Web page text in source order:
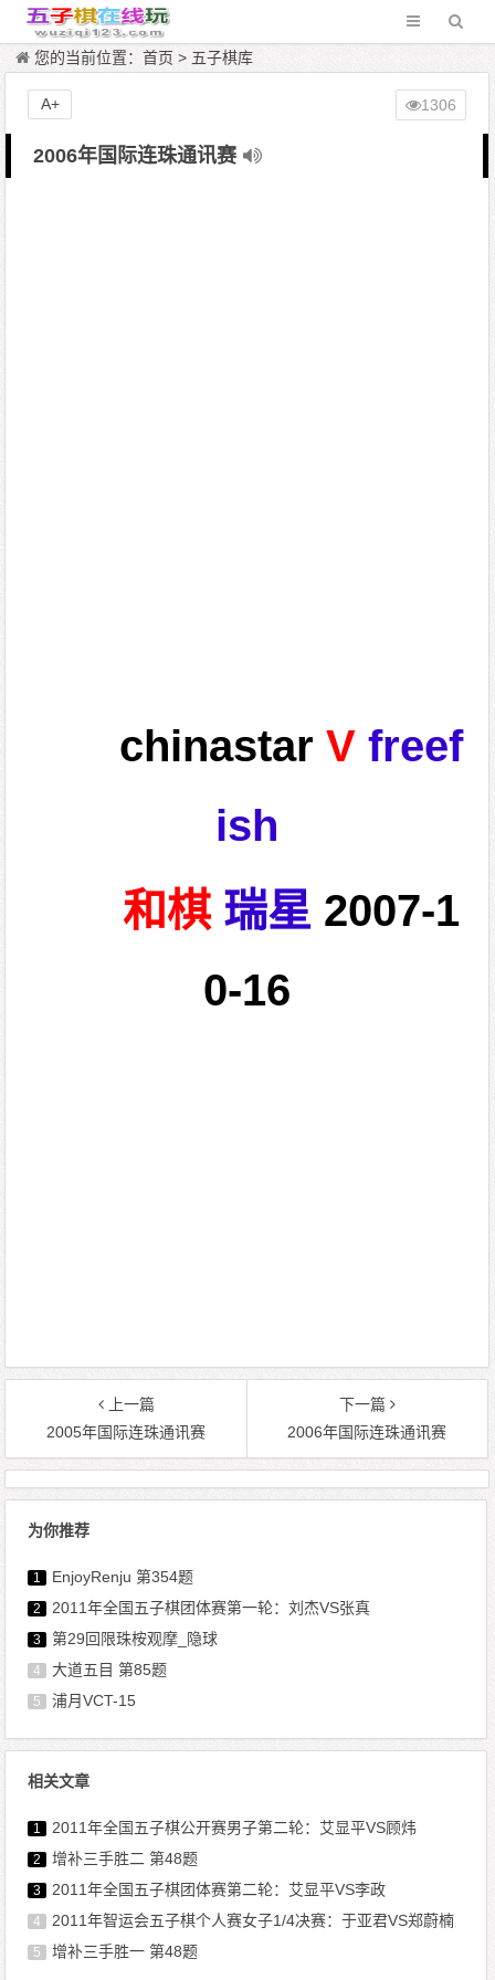
您的当前位置：首页 > 五子棋库
2006年国际连珠通讯赛
chinastar V freef
ish
和棋 瑞星 2007-1
0-16
1306
A+
上一篇
2005年国际连珠通讯赛
下一篇
2006年国际连珠通讯赛
为你推荐
1 EnjoyRenju 第354题
2 2011年全国五子棋团体赛第一轮：刘杰VS张真
3 第29回限珠桉观摩_隐球
4 大道五目 第85题
5 浦月VCT-15
相关文章
1 2011年全国五子棋公开赛男子第二轮：艾显平VS顾炜
2 增补三手胜二 第48题
3 2011年全国五子棋团体赛第二轮：艾显平VS李政
4 2011年智运会五子棋个人赛女子1/4决赛：于亚君VS郑蔚楠
5 增补三手胜一 第48题